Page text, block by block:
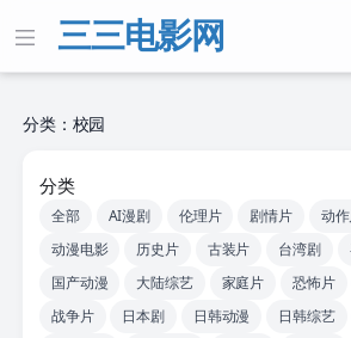
三三电影网
分类：校园
分类
全部 AI漫剧 伦理片 剧情片 动
动漫电影
历史片 古装片 台湾剧
国产动漫
大陆综艺 家庭片 恐怖片
战争片
日本剧 日韩动漫 日韩综艺